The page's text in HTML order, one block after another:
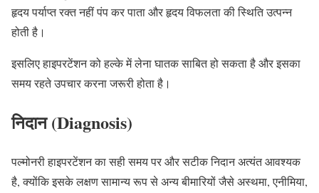
हृदय पर्याप्त रक्त नहीं पंप कर पाता और हृदय विफलता की स्थिति उत्पन्न
होती है।
इसलिए हाइपरटेंशन को हल्के में लेना घातक साबित हो सकता है और इसका
समय रहते उपचार करना जरूरी होता है।
निदान (Diagnosis)
पल्मोनरी हाइपरटेंशन का सही समय पर और सटीक निदान अत्यंत आवश्यक
है, क्योंकि इसके लक्षण सामान्य रूप से अन्य बीमारियों जैसे अस्थमा, एनीमिया,